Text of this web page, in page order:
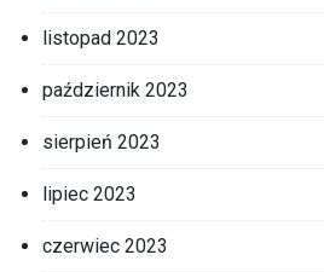
listopad 2023
październik 2023
sierpień 2023
lipiec 2023
czerwiec 2023